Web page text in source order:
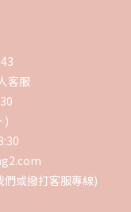
客服
)
們或撥打客服專線)